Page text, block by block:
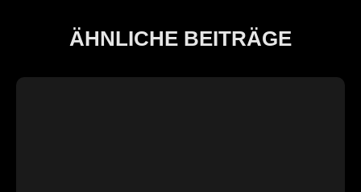
ÄHNLICHE BEITRÄGE